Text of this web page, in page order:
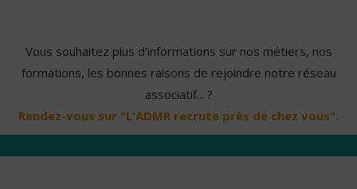
Vous souhaitez plus d'informations sur nos métiers, nos
formations, les bonnes raisons de rejoindre notre réseau
associatif... ?
Rendez-vous sur "L'ADMR recrute près de chez vous".